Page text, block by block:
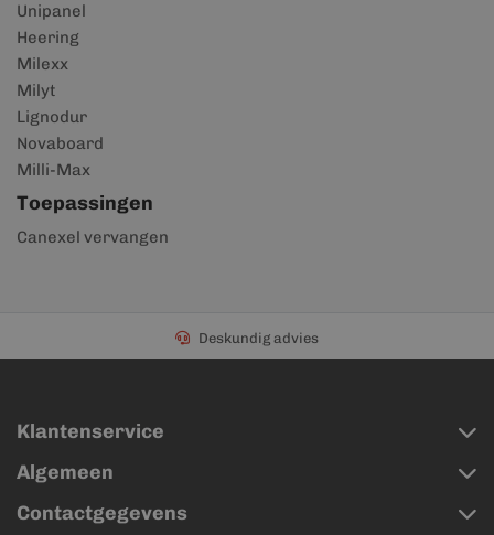
Unipanel
Heering
Milexx
Milyt
Lignodur
Novaboard
Milli-Max
Toepassingen
Canexel vervangen
Deskundig advies
Klantenservice
Algemeen
Contactgegevens